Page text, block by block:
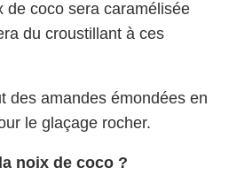
de coco sera caramélisée
du croustillant à ces
des amandes émondées en
le glaçage rocher.
noix de coco ?